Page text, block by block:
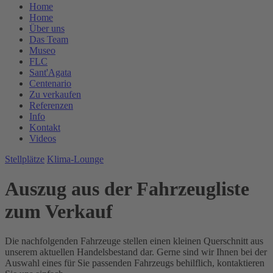
Home
Home
Über uns
Das Team
Museo
FLC
Sant'Agata
Centenario
Zu verkaufen
Referenzen
Info
Kontakt
Videos
Stellplätze Klima-Lounge
Auszug aus der Fahrzeugliste
zum Verkauf
Die nachfolgenden Fahrzeuge stellen einen kleinen Querschnitt aus
unserem aktuellen Handelsbestand dar. Gerne sind wir Ihnen bei der
Auswahl eines für Sie passenden Fahrzeugs behilflich, kontaktieren